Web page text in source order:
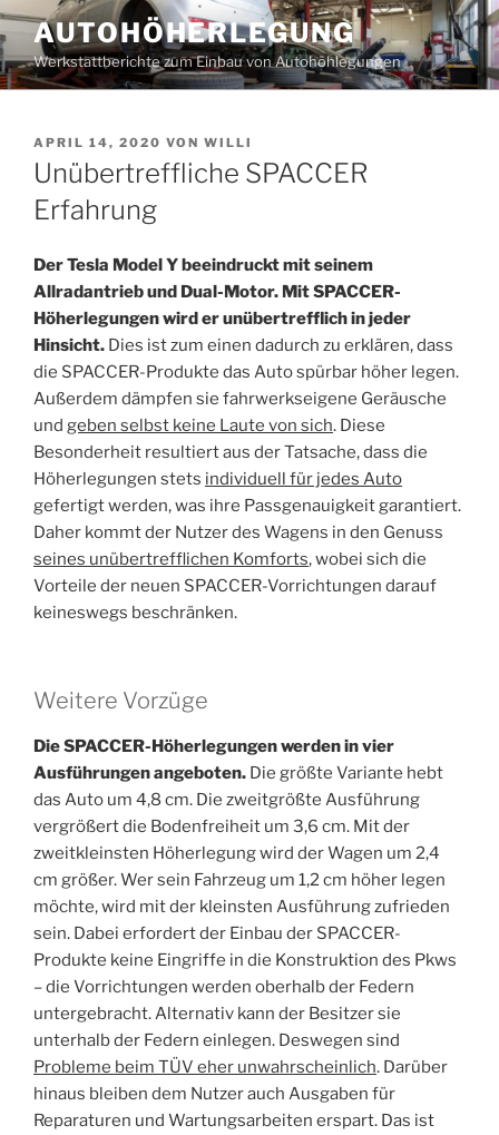
Zum
Inhalt
springen
AUTOHÖHERLEGUNG
Werkstattberichte zum Einbau von Autohöhlegungen
VERÖFFENTLICHT
AM
APRIL 14, 2020 VON WILLI
Unübertreffliche SPACCER
Erfahrung
Der Tesla Model Y beeindruckt mit seinem
Allradantrieb und Dual-Motor. Mit SPACCER-
Höherlegungen wird er unübertrefflich in jeder
Hinsicht. Dies ist zum einen dadurch zu erklären, dass
die SPACCER-Produkte das Auto spürbar höher legen.
Außerdem dämpfen sie fahrwerkseigene Geräusche
und geben selbst keine Laute von sich. Diese
Besonderheit resultiert aus der Tatsache, dass die
Höherlegungen stets individuell für jedes Auto
gefertigt werden, was ihre Passgenauigkeit garantiert.
Daher kommt der Nutzer des Wagens in den Genuss
seines unübertrefflichen Komforts, wobei sich die
Vorteile der neuen SPACCER-Vorrichtungen darauf
keineswegs beschränken.
Weitere Vorzüge
Die SPACCER-Höherlegungen werden in vier
Ausführungen angeboten. Die größte Variante hebt
das Auto um 4,8 cm. Die zweitgrößte Ausführung
vergrößert die Bodenfreiheit um 3,6 cm. Mit der
zweitkleinsten Höherlegung wird der Wagen um 2,4
cm größer. Wer sein Fahrzeug um 1,2 cm höher legen
möchte, wird mit der kleinsten Ausführung zufrieden
sein. Dabei erfordert der Einbau der SPACCER-
Produkte keine Eingriffe in die Konstruktion des Pkws
– die Vorrichtungen werden oberhalb der Federn
untergebracht. Alternativ kann der Besitzer sie
unterhalb der Federn einlegen. Deswegen sind
Probleme beim TÜV eher unwahrscheinlich. Darüber
hinaus bleiben dem Nutzer auch Ausgaben für
Reparaturen und Wartungsarbeiten erspart. Das ist